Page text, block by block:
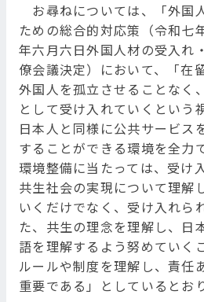
お尋ねについては、「外国
ための総合的対応策（令和七
年六月六日外国人材の受入れ
僚会議決定）において、「在
外国人を孤立させることなく
として受け入れていくという
日本人と同様に公共サービス
することができる環境を全力
環境整備に当たっては、受け
共生社会の実現について理解
いくだけでなく、受け入れら
た、共生の理念を理解し、日
語を理解するよう努めていく
ルールや制度を理解し、責任
重要である」としているとお